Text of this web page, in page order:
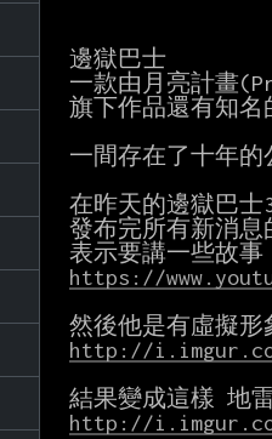
邊獄巴士
一款由月亮計畫
旗下作品還有知
一間存在了十年
在昨天的邊獄巴
發布完所有新消息
https://
http://
http://